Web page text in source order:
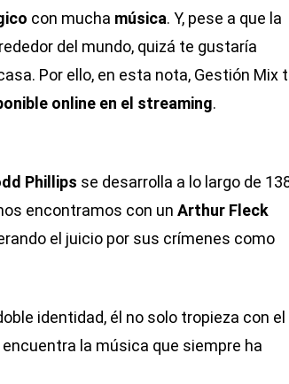
con mucha música. Y, pese a que la
del mundo, quizá te gustaría
Por ello, en esta nota, Gestión Mix
online en el streaming.
Phillips se desarrolla a lo largo de
encontramos con un Arthur Fleck
el juicio por sus crímenes como
identidad, él no solo tropieza con el
la música que siempre ha